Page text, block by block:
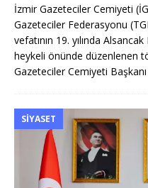
İzmir Gazeteciler Cemiyeti
Gazeteciler Federasyonu
vefatının 19. yılında
heykeli önünde düzenlenen
Gazeteciler Cemiyeti
SIYASET